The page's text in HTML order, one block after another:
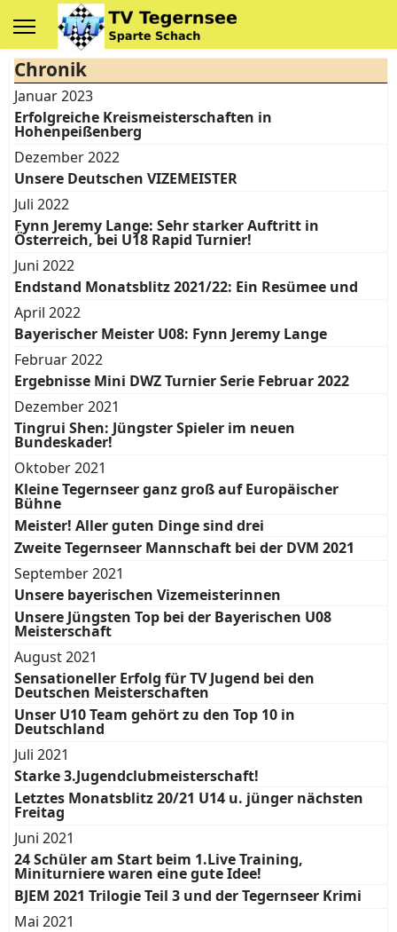
Chronik
Januar 2023
Erfolgreiche Kreismeisterschaften in
Hohenpeißenberg
Dezember 2022
Unsere Deutschen VIZEMEISTER
Juli 2022
Fynn Jeremy Lange: Sehr starker Auftritt in
Österreich, bei U18 Rapid Turnier!
Juni 2022
Endstand Monatsblitz 2021/22: Ein Resümee und
April 2022
Bayerischer Meister U08: Fynn Jeremy Lange
Februar 2022
Ergebnisse Mini DWZ Turnier Serie Februar 2022
Dezember 2021
Tingrui Shen: Jüngster Spieler im neuen
Bundeskader!
Oktober 2021
Kleine Tegernseer ganz groß auf Europäischer
Bühne
Meister! Aller guten Dinge sind drei
Zweite Tegernseer Mannschaft bei der DVM 2021
September 2021
Unsere bayerischen Vizemeisterinnen
Unsere Jüngsten Top bei der Bayerischen U08
Meisterschaft
August 2021
Sensationeller Erfolg für TV Jugend bei den
Deutschen Meisterschaften
Unser U10 Team gehört zu den Top 10 in
Deutschland
Juli 2021
Starke 3.Jugendclubmeisterschaft!
Letztes Monatsblitz 20/21 U14 u. jünger nächsten
Freitag
Juni 2021
24 Schüler am Start beim 1.Live Training,
Miniturniere waren eine gute Idee!
BJEM 2021 Trilogie Teil 3 und der Tegernseer Krimi
Mai 2021